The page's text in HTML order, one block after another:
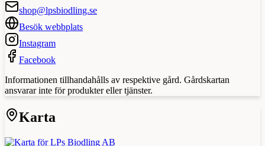
shop@lpsbiodling.se
Besök webbplats
Instagram
Facebook
Informationen tillhandahålls av respektive gård. Gårdskartan
ansvarar inte för produkter eller tjänster.
Karta